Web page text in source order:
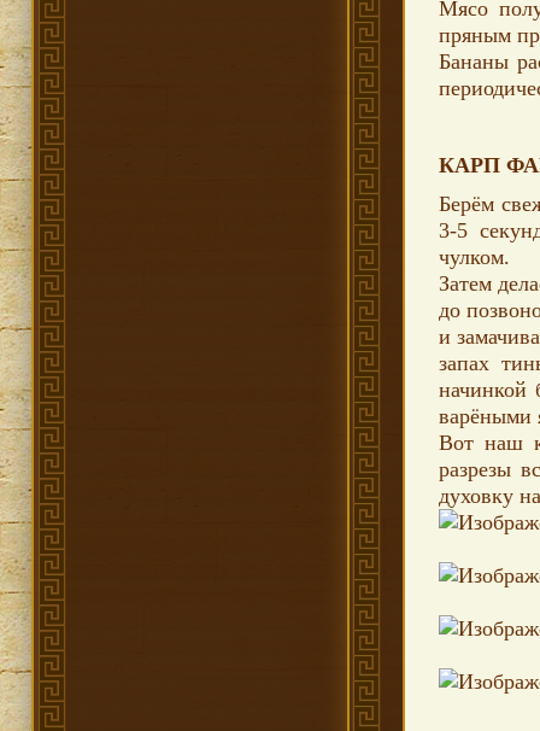
Мясо
пряным
Бананы
КАРП
Берём
3-5
чулком.
Затем
до
и
запах
начинкой
варёными
Вот наш
разрезы
духовку